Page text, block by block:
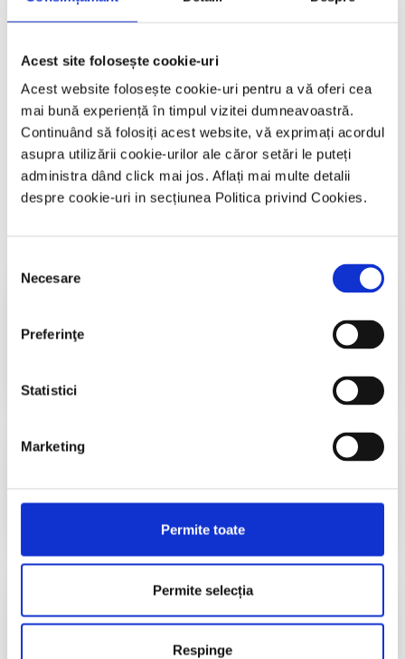
Acest site folosește cookie-uri
Acest website folosește cookie-uri pentru a vă oferi cea
mai bună experiență în timpul vizitei dumneavoastră.
Continuând să folosiți acest website, vă exprimați acordul
asupra utilizării cookie-urilor ale căror setări le puteți
administra dând click mai jos. Aflați mai multe detalii
despre cookie-uri in secțiunea Politica privind Cookies.
consimțământului
Necesare
Preferinţe
Statistici
Marketing
Permite toate
Permite selecția
Respinge
Parolă
Autentificare
Register
Crează cont
Cursuri și manifestari naționale și
Informații utile​
Diplome CND 2026